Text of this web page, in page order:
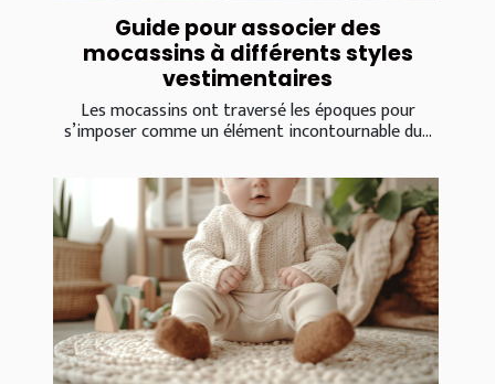
Guide pour associer des
mocassins à différents styles
vestimentaires
Les mocassins ont traversé les époques pour
s’imposer comme un élément incontournable du...